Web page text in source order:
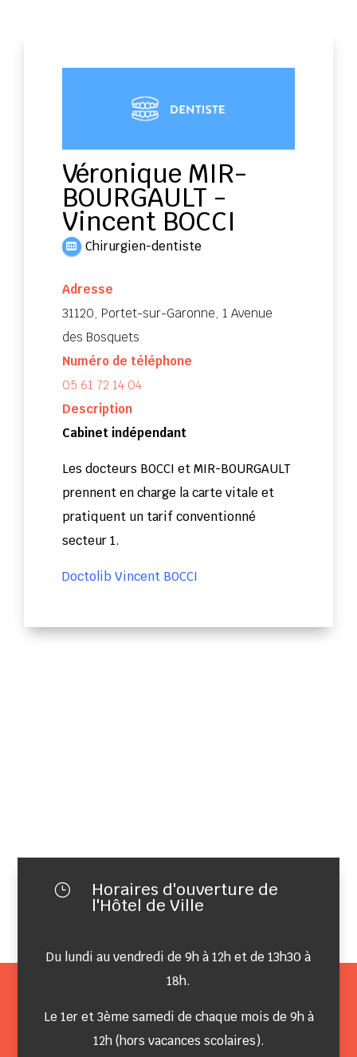
Véronique MIR-
BOURGAULT -
Vincent BOCCI
Chirurgien-dentiste
Adresse
31120, Portet-sur-Garonne, 1 Avenue
des Bosquets
Numéro de téléphone
05 61 72 14 04
Description
Cabinet indépendant
Les docteurs BOCCI et MIR-BOURGAULT
prennent en charge la carte vitale et
pratiquent un tarif conventionné
secteur 1.
Doctolib Vincent BOCCI
} Horaires d'ouverture de
l'Hôtel de Ville
Du lundi au vendredi de 9h à 12h et de 13h30 à
18h.
Le 1er et 3ème samedi de chaque mois de 9h à
12h (hors vacances scolaires).